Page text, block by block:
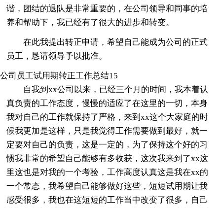
谐，团结的退队是非常重要的，在公司领导和同事的培
养和帮助下，我已经有了很大的进步和转变。
在此我提出转正申请，希望自己能成为公司的正式
员工，恳请领导予以批准。
公司员工试用期转正工作总结15
自我到xx公司以来，已经三个月的时间，我本着认
真负责的工作态度，慢慢的适应了在这里的一切，本身
我对自己的工作就保持了严格，来到xx这个大家庭的时
候我更加是这样，只是我觉得工作需要做到最好，就一
定要对自己的负责，这是一定的，为了保持这个好的习
惯我非常的希望自己能够有多收获，这次我来到了xx这
里这也是对我的一个考验，工作高度认真这是我在xx的
一个常态，我希望自己能够做好这些，短短试用期让我
感受很多，我也在这短短的工作当中改变了很多，自己